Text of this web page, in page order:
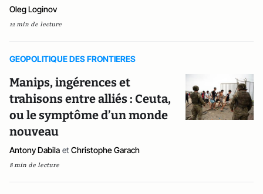
Oleg Loginov
12 min de lecture
GEOPOLITIQUE DES FRONTIERES
Manips, ingérences et
trahisons entre alliés : Ceuta,
ou le symptôme d’un monde
nouveau
Antony Dabila et Christophe Garach
8 min de lecture